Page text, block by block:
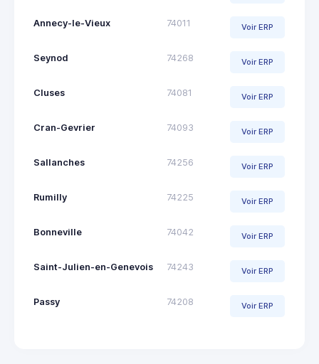
Annecy-le-Vieux 74011 Voir ERP
Seynod 74268 Voir ERP
Cluses 74081 Voir ERP
Cran-Gevrier 74093 Voir ERP
Sallanches 74256 Voir ERP
Rumilly 74225 Voir ERP
Bonneville 74042 Voir ERP
Saint-Julien-en-Genevois 74243 Voir ERP
Passy 74208 Voir ERP